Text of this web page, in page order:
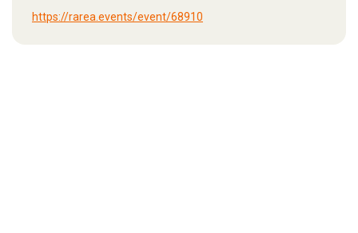
https://rarea.events/event/68910